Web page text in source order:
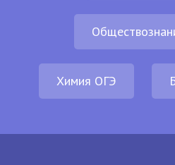
Химия ОГЭ